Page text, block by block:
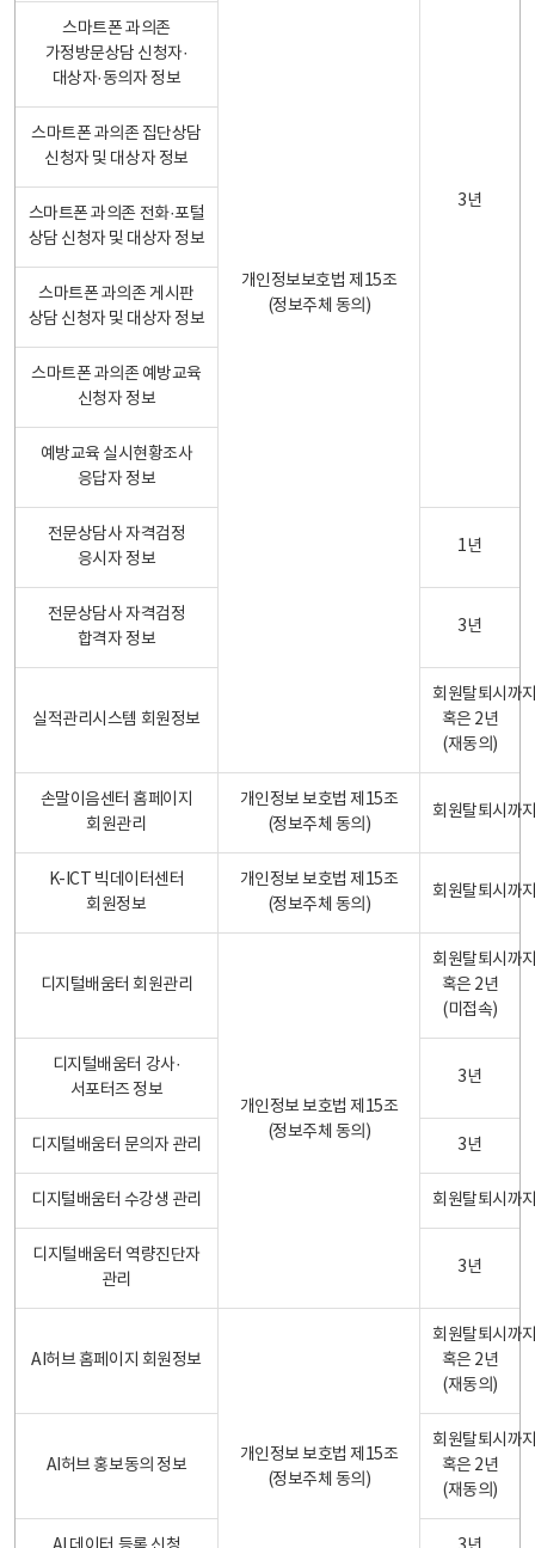
개인정보보호법 제15조
(정보주체 동의)
3년
스마트폰 과의존
가정방문상담 신청자·
대상자·동의자 정보
스마트폰 과의존 집단상담
신청자 및 대상자 정보
스마트폰 과의존 전화·포털
상담 신청자 및 대상자 정보
스마트폰 과의존 게시판
상담 신청자 및 대상자 정보
스마트폰 과의존 예방교육
신청자 정보
예방교육 실시현황조사
응답자 정보
전문상담사 자격검정
응시자 정보
1년
전문상담사 자격검정
합격자 정보
3년
실적관리시스템 회원정보
회원탈퇴시까
혹은 2년
(재동의)
손말이음센터 홈페이지
회원관리
개인정보 보호법 제15조
(정보주체 동의)
회원탈퇴시까
K-ICT 빅데이터센터
회원정보
개인정보 보호법 제15조
(정보주체 동의)
회원탈퇴시까
디지털배움터 회원관리
개인정보 보호법 제15조
(정보주체 동의)
회원탈퇴시까
혹은 2년
(미접속)
디지털배움터 강사·
서포터즈 정보
3년
디지털배움터 문의자 관리 3년
디지털배움터 수강생 관리 회원탈퇴시까
디지털배움터 역량진단자
관리
3년
AI허브 홈페이지 회원정보
개인정보 보호법 제15조
(정보주체 동의)
회원탈퇴시까
혹은 2년
(재동의)
AI허브 홍보동의 정보
회원탈퇴시까
혹은 2년
(재동의)